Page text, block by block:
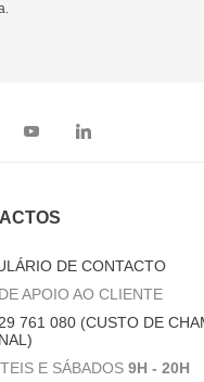
DE CONTACTO
APOIO AO CLIENTE
761 080 (CUSTO DE
E SÁBADOS 9H - 20H